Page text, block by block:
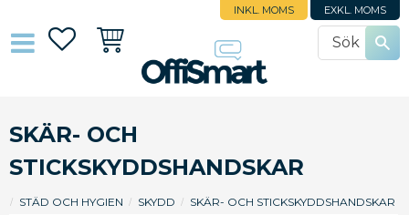
INKL. MOMS EXKL. MOMS
FavoriterKundvagn
SKÄR- OCH
STICKSKYDDSHANDSKAR
STÄD OCH HYGIEN SKYDD SKÄR- OCH STICKSKYDDSHANDSKAR